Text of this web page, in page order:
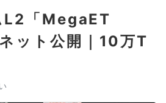
L2「MegaET
ット公開｜10万T